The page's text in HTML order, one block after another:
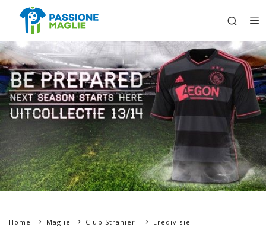
Home Maglie Club Stranieri Eredivisie